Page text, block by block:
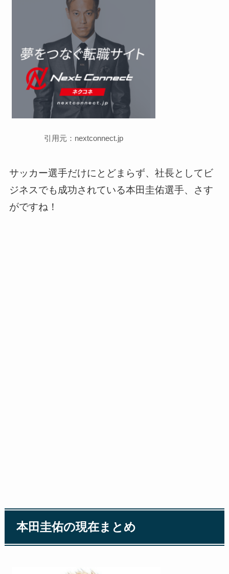
引用元：nextconnect.jp
サッカー選手だけにとどまらず、社長としてビ
ジネスでも成功されている本田圭佑選手、さす
がですね！
本田圭佑の現在まとめ